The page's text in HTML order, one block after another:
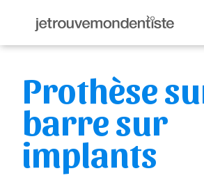
Prothèse
barre sur
implants